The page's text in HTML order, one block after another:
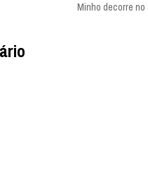
Minho decorre no